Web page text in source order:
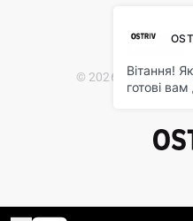
© 2026 Ostriv.ua